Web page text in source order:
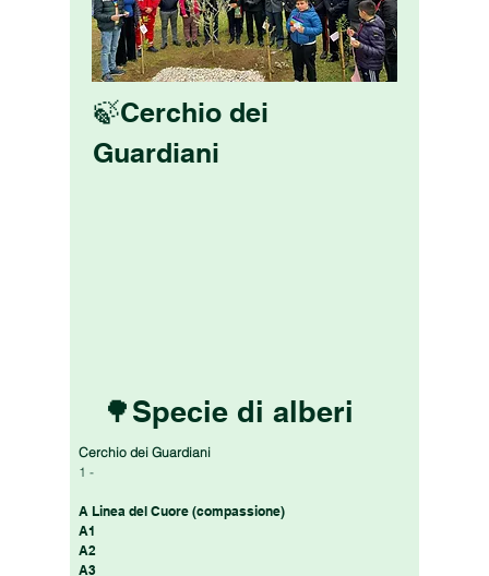
🍃Cerchio dei
Guardiani
🌳Specie di alberi
Cerchio dei Guardiani
1 -
A Linea del Cuore (compassione)
A1
A2
A3